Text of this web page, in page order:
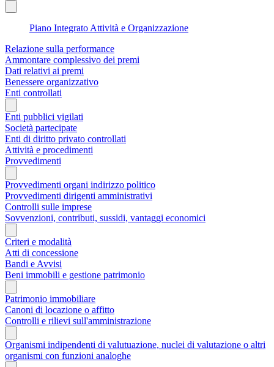
Piano Integrato Attività e Organizzazione
Relazione sulla performance
Ammontare complessivo dei premi
Dati relativi ai premi
Benessere organizzativo
Enti controllati
Enti pubblici vigilati
Società partecipate
Enti di diritto privato controllati
Attività e procedimenti
Provvedimenti
Provvedimenti organi indirizzo politico
Provvedimenti dirigenti amministrativi
Controlli sulle imprese
Sovvenzioni, contributi, sussidi, vantaggi economici
Criteri e modalità
Atti di concessione
Bandi e Avvisi
Beni immobili e gestione patrimonio
Patrimonio immobiliare
Canoni di locazione o affitto
Controlli e rilievi sull'amministrazione
Organismi indipendenti di valutuazione, nuclei di valutazione o altri
organismi con funzioni analoghe